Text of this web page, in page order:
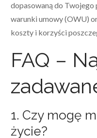
dopasowaną do
warunki umowy (OWU)
koszty i korzyści
FAQ –
1. Czy mogę
życie?